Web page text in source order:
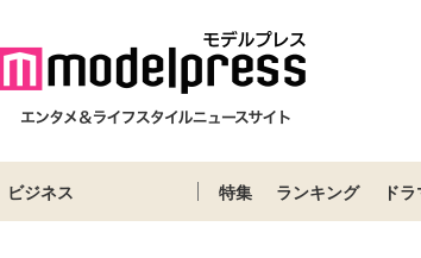
ビジネス 特集 ランキング ド